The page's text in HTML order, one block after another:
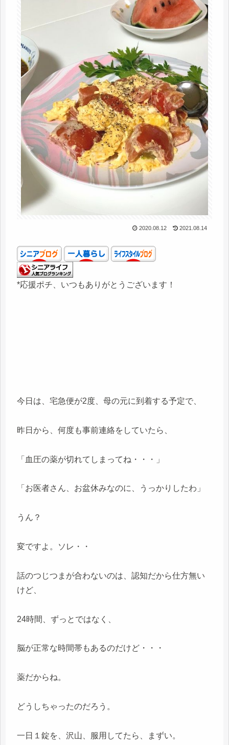
2020.08.12 2021.08.14
*応援ポチ、いつもありがとうございます！
今日は、宅急便が2度、母の元に到着する予定で、
昨日から、何度も事前連絡をしていたら、
「血圧の薬が切れてしまってね・・・」
「お医者さん、お盆休みなのに、うっかりしたわ」
うん？
変ですよ。ソレ・・
話のつじつまが合わないのは、認知だから仕方無い
けど、
24時間、ずっとではなく、
脳が正常な時間帯もあるのだけど・・・
薬だからね。
どうしちゃったのだろう。
一日１錠を、沢山、服用してたら、まずい。